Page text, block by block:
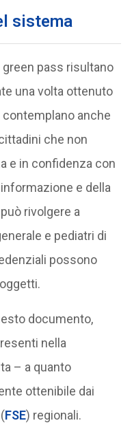
sistema
pass risultano
una volta ottenuto
contemplano anche
che non
e in confidenza con
e della
rivolgere a
e pediatri di
possono
documento,
nella
– a quanto
ottenibile dai
(FSE) regionali.